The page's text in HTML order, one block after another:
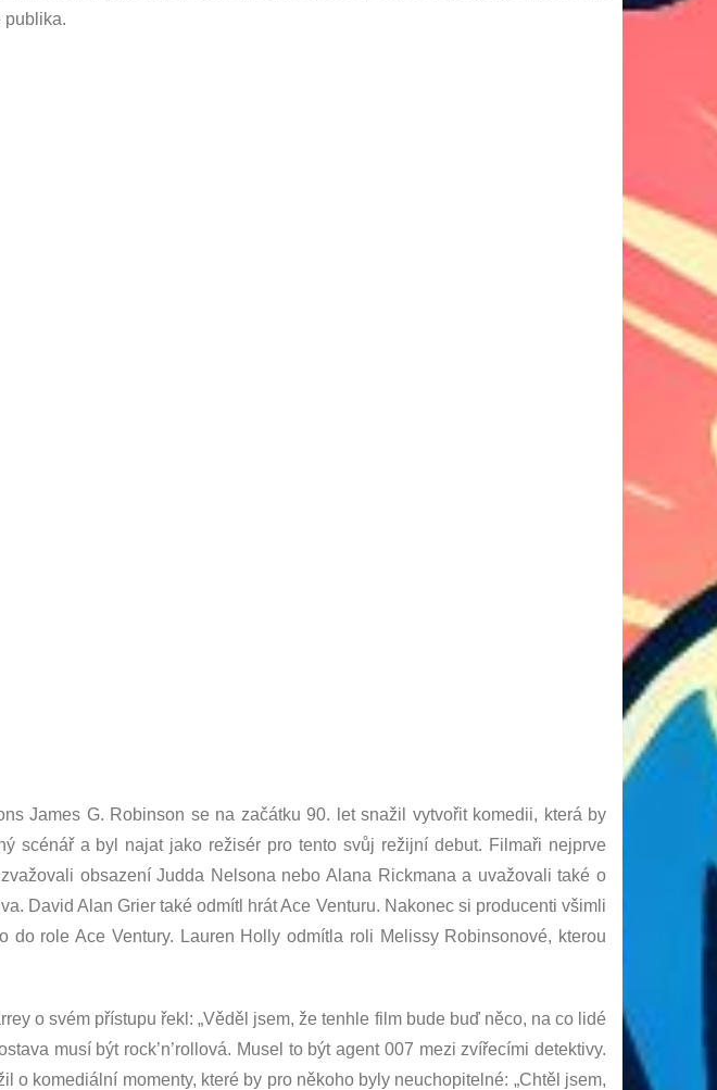
publika.
James G. Robinson se na začátku 90. let snažil vytvořit komedii, která by
scénář a byl najat jako režisér pro tento svůj režijní debut. Filmaři nejprve
obsazení Judda Nelsona nebo Alana Rickmana a uvažovali také o
David Alan Grier také odmítl hrát Ace Venturu. Nakonec si producenti všimli
role Ace Ventury. Lauren Holly odmítla roli Melissy Robinsonové, kterou
o svém přístupu řekl: „Věděl jsem, že tenhle film bude buď něco, na co lidé
musí být rock’n’rollová. Musel to být agent 007 mezi zvířecími detektivy.
komediální momenty, které by pro někoho byly neuchopitelné: „Chtěl jsem,